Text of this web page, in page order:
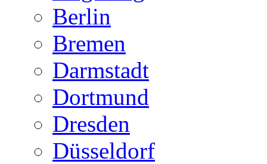
Berlin
Bremen
Darmstadt
Dortmund
Dresden
Düsseldorf